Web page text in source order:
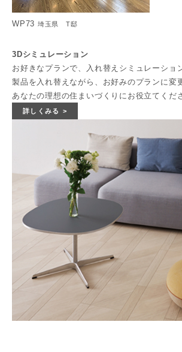
WP73 埼玉県 T邸
3Dシミュレーション
お好きなプランで、入れ替えシミュレーショ
製品を入れ替えながら、お好みのプランに変
あなたの理想の住まいづくりにお役立てくだ
詳しくみる